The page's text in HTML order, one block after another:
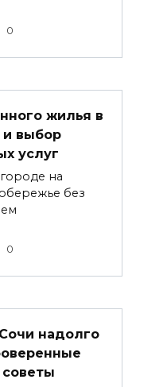
0
жилья в
и выбор
услуг
на
без
0
надолго